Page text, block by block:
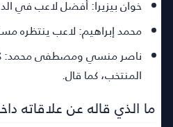
خوان بيزيرا:أفضل لاعب في
محمد إبراهيم:لاعب ينتظره
ناصر منسي ومصطفى محمد:
المنتخب، كما قال.
ما الذي قاله عن علاقاته